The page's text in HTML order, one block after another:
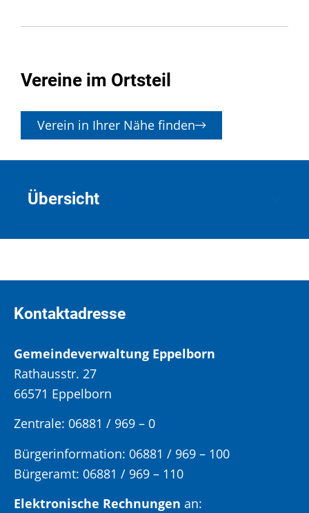
Vereine im Ortsteil
Verein in Ihrer Nähe finden
Übersicht
Kontaktadresse
Gemeindeverwaltung Eppelborn
Rathausstr. 27
66571 Eppelborn
Zentrale: 06881 / 969 – 0
Bürgerinformation: 06881 / 969 – 100
Bürgeramt: 06881 / 969 – 110
Elektronische Rechnungen an: